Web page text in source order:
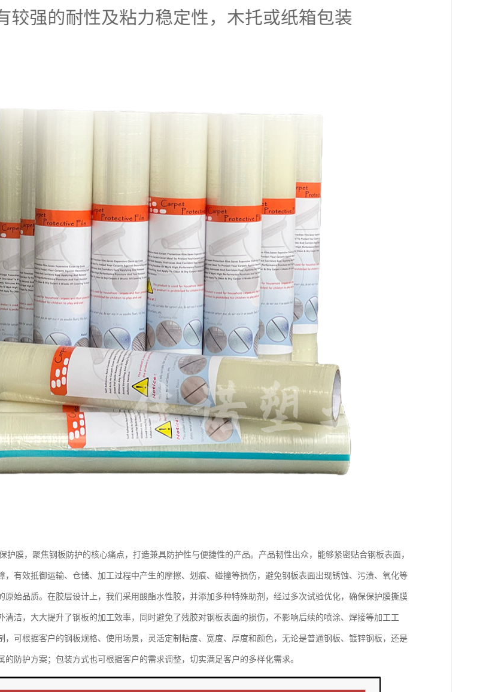
护膜，聚焦钢板防护的核心痛点，打造兼具防护性与便捷性的产品。产品韧性出众，能够紧密贴合钢板表面，
，有效抵御运输、仓储、加工过程中产生的摩擦、划痕、碰撞等损伤，避免钢板表面出现锈蚀、污渍、氧化等
原始品质。在胶层设计上，我们采用酸酯水性胶，并添加多种特殊助剂，经过多次试验优化，确保保护膜撕膜
清洁，大大提升了钢板的加工效率，同时避免了残胶对钢板表面的损伤，不影响后续的喷涂、焊接等加工工
，可根据客户的钢板规格、使用场景，灵活定制粘度、宽度、厚度和颜色，无论是普通钢板、镀锌钢板，还是
的防护方案；包装方式也可根据客户的需求调整，切实满足客户的多样化需求。